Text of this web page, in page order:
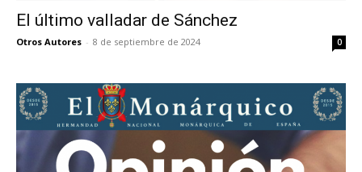
El último valladar de Sánchez
Otros Autores - 8 de septiembre de 2024 0